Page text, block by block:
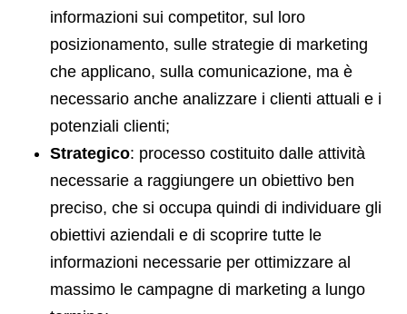
informazioni sui competitor, sul loro
posizionamento, sulle strategie di marketing
che applicano, sulla comunicazione, ma è
necessario anche analizzare i clienti attuali e i
potenziali clienti;
Strategico: processo costituito dalle attività
necessarie a raggiungere un obiettivo ben
preciso, che si occupa quindi di individuare gli
obiettivi aziendali e di scoprire tutte le
informazioni necessarie per ottimizzare al
massimo le campagne di marketing a lungo